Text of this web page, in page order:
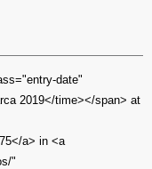
date"
2019</time></span> at
a> in <a
"